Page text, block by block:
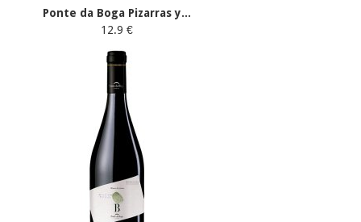
Ponte da Boga Pizarras y...
12.9 €